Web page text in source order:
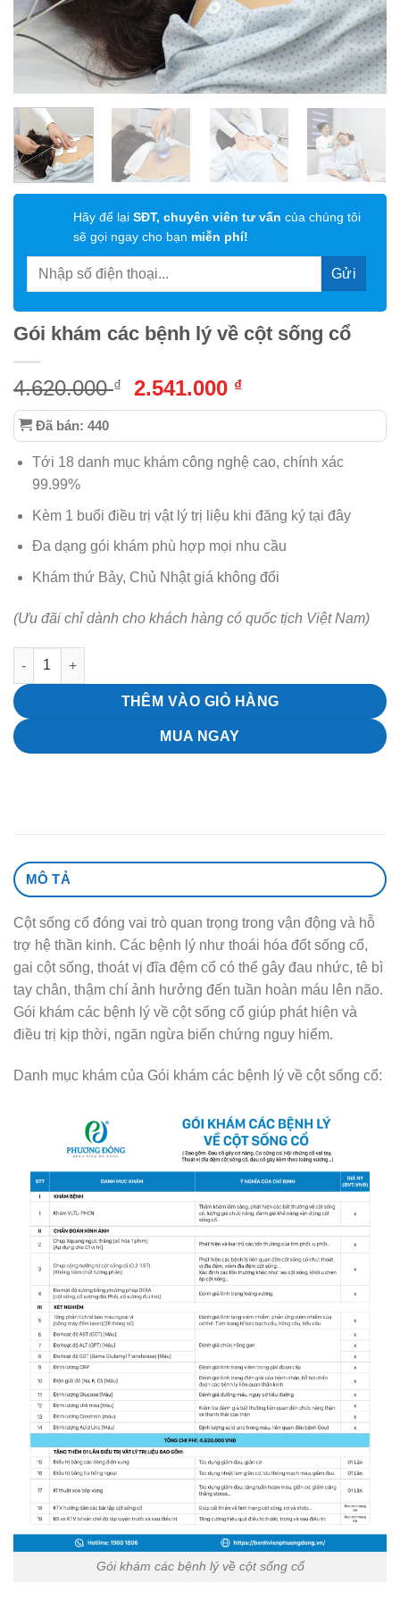
Hãy để lại SĐT, chuyên viên tư vấn của chúng tôi
sẽ gọi ngay cho bạn miễn phí!
Gói khám các bệnh lý về cột sống cổ
4.620.000₫
Giá
gốc
4.620.000 ₫.
2.541.000 ₫Giá
hiện
là:
2.541.000 ₫.
Đã bán: 440
Tới 18 danh mục khám công nghệ cao, chính xác
99.99%
Kèm 1 buổi điều trị vật lý trị liệu khi đăng ký tại đây
Đa dạng gói khám phù hợp mọi nhu cầu
Khám thứ Bảy, Chủ Nhật giá không đổi
(Ưu đãi chỉ dành cho khách hàng có quốc tịch Việt Nam)
Gói khám các bệnh lý về cột sống cổ số lượng
THÊM VÀO GIỎ HÀNG
MUA NGAY
MÔ TẢ
Cột sống cổ đóng vai trò quan trọng trong vận động và hỗ
trợ hệ thần kinh. Các bệnh lý như thoái hóa đốt sống cổ,
gai cột sống, thoát vị đĩa đệm cổ có thể gây đau nhức, tê bì
tay chân, thậm chí ảnh hưởng đến tuần hoàn máu lên não.
Gói khám các bệnh lý về cột sống cổ giúp phát hiện và
điều trị kịp thời, ngăn ngừa biến chứng nguy hiểm.
Danh mục khám của Gói khám các bệnh lý về cột sống cổ:
Gói khám các bệnh lý về cột sống cổ